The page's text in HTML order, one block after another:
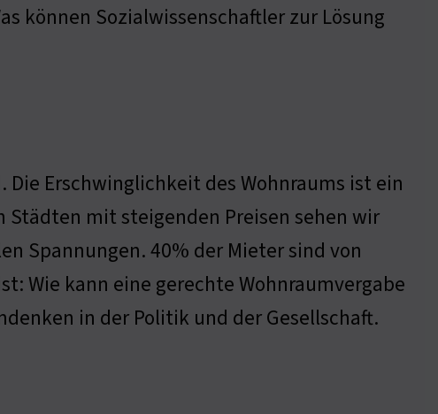
können Sozialwissenschaftler zur Lösung
Erschwinglichkeit des Wohnraums ist ein
mit steigenden Preisen sehen wir
Spannungen. 40% der Mieter sind von
Wie kann eine gerechte Wohnraumvergabe
in der Politik und der Gesellschaft.